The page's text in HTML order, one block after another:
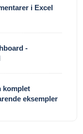
i Excel
-
komplet
eksempler